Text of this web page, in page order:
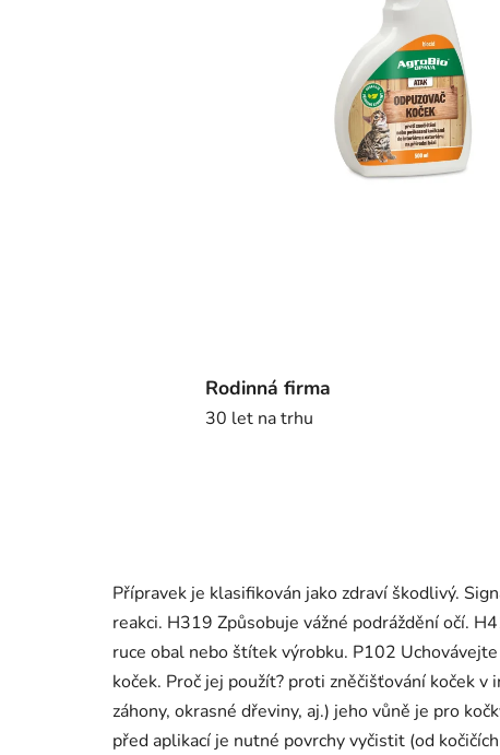
Rodinná firma
30 let na trhu
Přípravek je klasifikován jako zdraví škodlivý.
reakci. H319 Způsobuje vážné podráždění očí.
ruce obal nebo štítek výrobku. P102
koček. Proč jej použít? proti zněčišťování koček
záhony, okrasné dřeviny, aj.) jeho vůně je pro
před aplikací je nutné povrchy vyčistit (od